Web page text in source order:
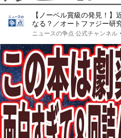
【ノーベル賞級の発見！】
なる？／オートファジー研
スイッチ「ルビコン」の正
森保）
ニュースの争点 公式チャンネル •